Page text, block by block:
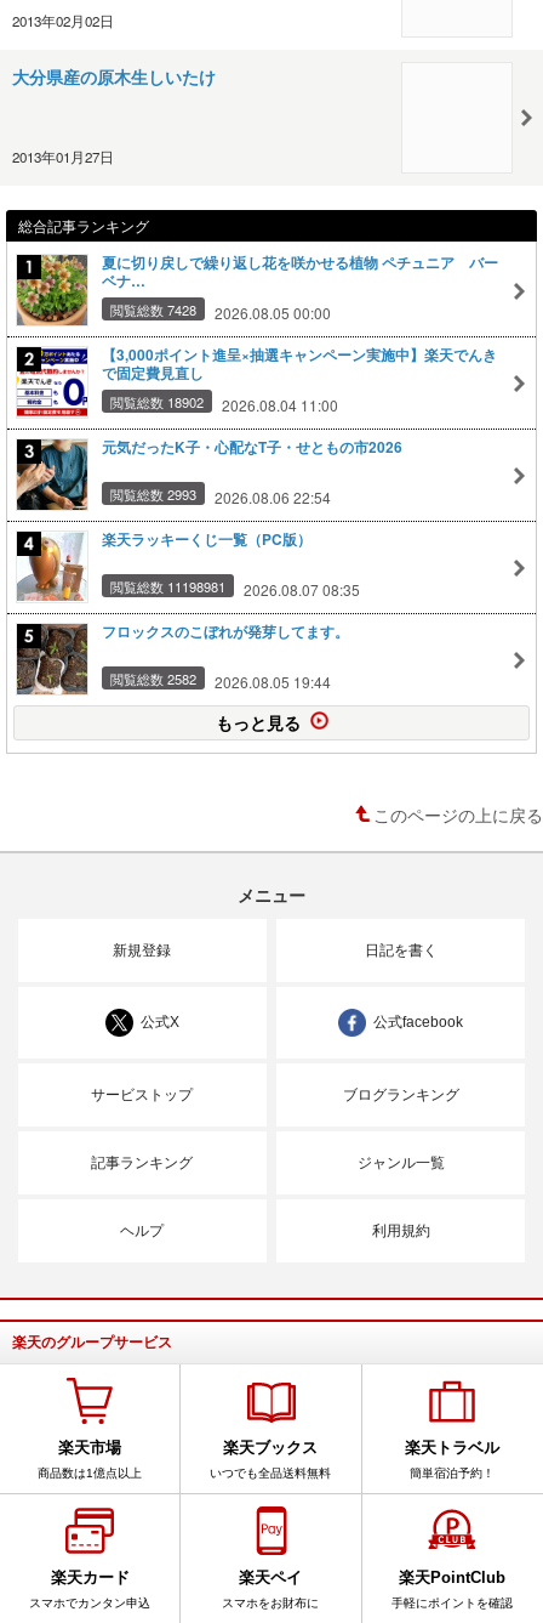
2013年02月02日
大分県産の原木生しいたけ
2013年01月27日
総合記事ランキング
夏に切り戻しで繰り返し花を咲かせる植物 ペチュニア バー
ベナ…
閲覧総数 7428 2026.08.05 00:00
【3,000ポイント進呈×抽選キャンペーン実施中】楽天でんき
で固定費見直し
閲覧総数 18902 2026.08.04 11:00
元気だったK子・心配なT子・せともの市2026
閲覧総数 2993 2026.08.06 22:54
楽天ラッキーくじ一覧（PC版）
閲覧総数 11198981 2026.08.07 08:35
フロックスのこぼれが発芽してます。
閲覧総数 2582 2026.08.05 19:44
もっと見る
このページの上に戻る
メニュー
新規登録 日記を書く
公式X 公式facebook
サービストップ ブログランキング
記事ランキング ジャンル一覧
ヘルプ 利用規約
楽天のグループサービス
楽天市場
商品数は1億点以上
楽天ブックス
いつでも全品送料無料
楽天トラベル
簡単宿泊予約！
楽天カード
スマホでカンタン申込
楽天ペイ
スマホをお財布に
楽天PointClub
手軽にポイントを確認